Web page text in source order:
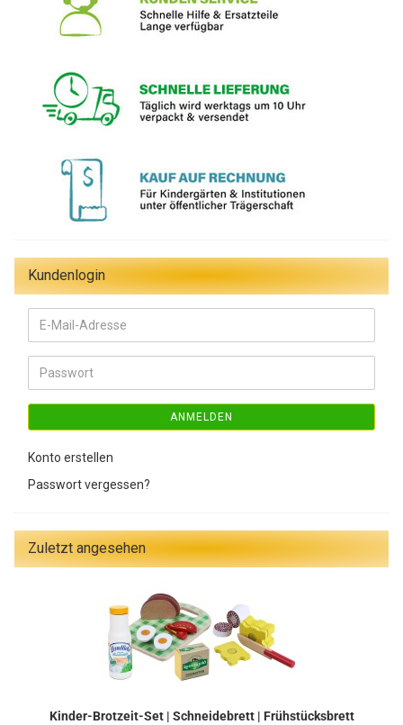
Kundenlogin
E-
Mail-
Adresse
Passwort
ANMELDEN
Konto erstellen
Passwort vergessen?
Zuletzt angesehen
Kinder-Brotzeit-Set | Schneidebrett | Frühstücksbrett